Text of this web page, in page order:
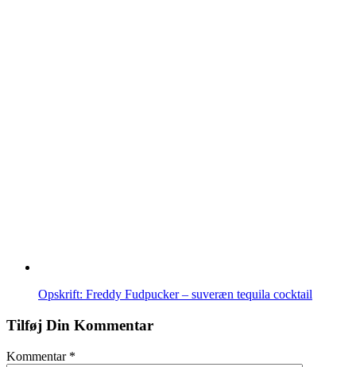
Opskrift: Freddy Fudpucker – suveræn tequila cocktail
Tilføj Din Kommentar
Kommentar *